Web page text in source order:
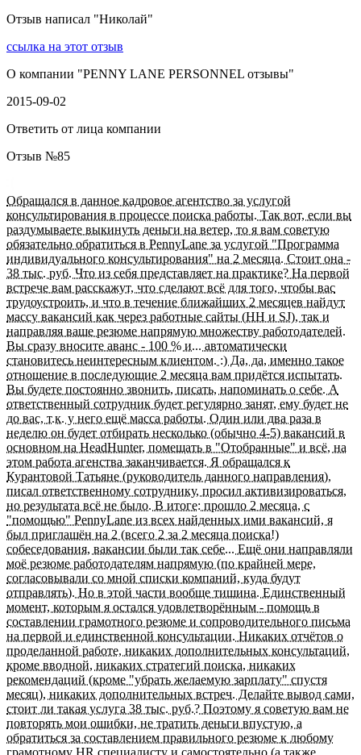
Отзыв написал "Николай"
ссылка на этот отзыв
О компании "PENNY LANE PERSONNEL отзывы"
2015-09-02
Ответить от лица компании
Отзыв №85
Обращался в данное кадровое агентство за услугой
консультирования в процессе поиска работы. Так вот, если вы
раздумываете выкинуть деньги на ветер, то я вам советую
обязательно обратиться в PennyLane за услугой "Программа
индивидуального консультирования" на 2 месяца. Стоит она -
38 тыс. руб. Что из себя представляет на практике? На первой
встрече вам расскажут, что сделают всё для того, чтобы вас
трудоустроить, и что в течение ближайших 2 месяцев найдут
массу вакансий как через работные сайты (HH и SJ), так и
направляя ваше резюме напрямую множеству работодателей.
Вы сразу вносите аванс - 100 % и... автоматически
становитесь неинтересным клиентом. :) Да, да, именно такое
отношение в последующие 2 месяца вам придётся испытать.
Вы будете постоянно звонить, писать, напоминать о себе. А
ответственный сотрудник будет регулярно занят, ему будет не
до вас, т.к. у него ещё масса работы. Один или два раза в
неделю он будет отбирать несколько (обычно 4-5) вакансий в
основном на HeadHunter, помещать в "Отобранные" и всё, на
этом работа агенства заканчивается. Я обращался к
Курантовой Татьяне (руководитель данного направления),
писал ответственному сотруднику, просил активизироваться,
но результата всё не было. В итоге: прошло 2 месяца, с
"помощью" PennyLane из всех найденных ими вакансий, я
был приглашён на 2 (всего 2 за 2 месяца поиска!)
собеседования, вакансии были так себе... Ещё они направляли
моё резюме работодателям напрямую (по крайней мере,
согласовывали со мной списки компаний, куда будут
отправлять). Но в этой части вообще тишина. Единственный
момент, которым я остался удовлетворённым - помощь в
составлении грамотного резюме и сопроводительного письма
на первой и единственной консультации. Никаких отчётов о
проделанной работе, никаких дополнительных консультаций,
кроме вводной, никаких стратегий поиска, никаких
рекомендаций (кроме "убрать желаемую зарплату" спустя
месяц), никаких дополнительных встреч. Делайте вывод сами,
стоит ли такая услуга 38 тыс. руб.? Поэтому я советую вам не
повторять мои ошибки, не тратить деньги впустую, а
обратиться за составлением правильного резюме к любому